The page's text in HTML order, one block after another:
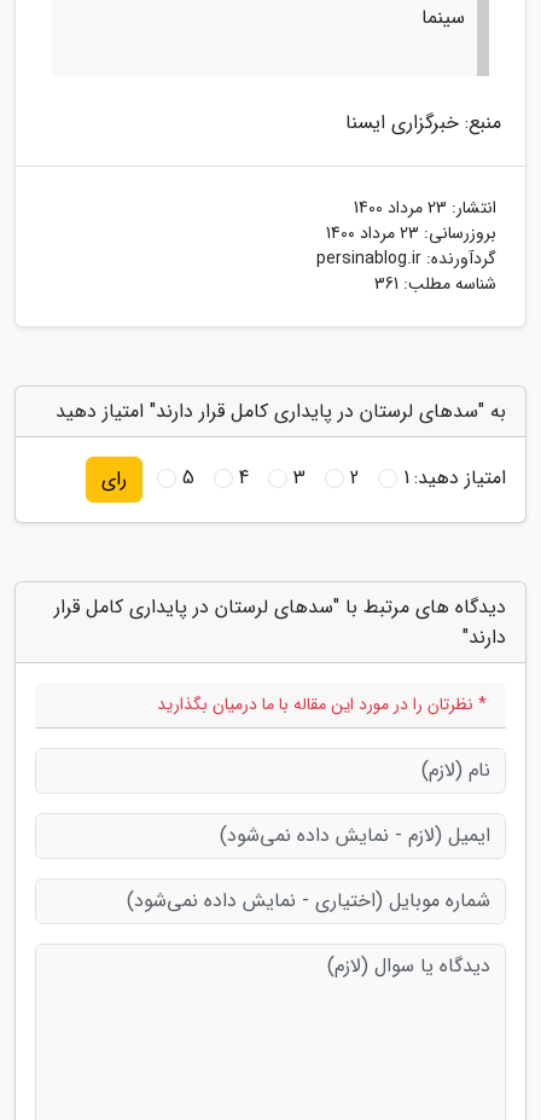
سینما
منبع: خبرگزاری ایسنا
انتشار: 23 مرداد 1400
بروزرسانی: 23 مرداد 1400
گردآورنده: persinablog.ir
شناسه مطلب: 361
به "سدهای لرستان در پایداری کامل قرار دارند" امتیاز دهید
امتیاز دهید:1
2
3
4
5 رای
دیدگاه های مرتبط با "سدهای لرستان در پایداری کامل قرار
دارند"
* نظرتان را در مورد این مقاله با ما درمیان بگذارید